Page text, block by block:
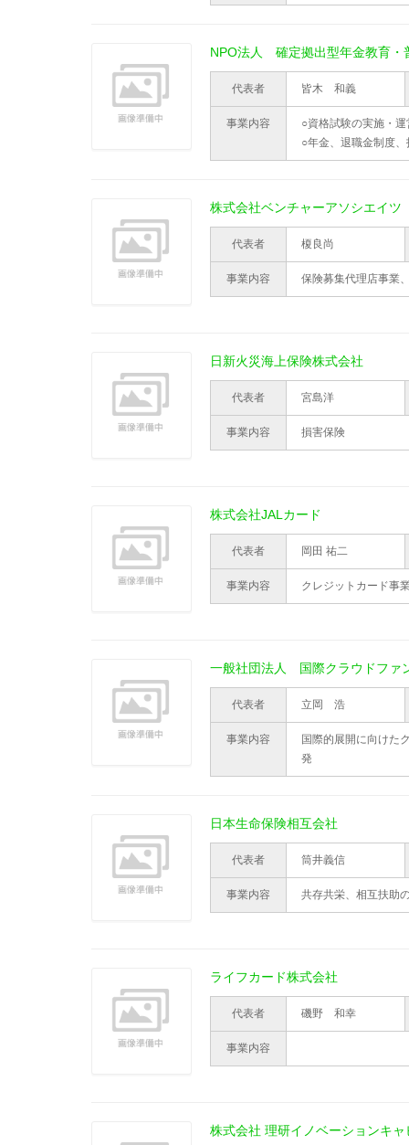
NPO法人 確定拠出型年金教育・
代表者 皆木 和義
事業内容
○資格試験の実施・運
○年金、退職金制度
株式会社ベンチャーアソシエイツ
代表者 榎良尚
事業内容 保険募集代理店事業
日新火災海上保険株式会社
代表者 宮島洋
事業内容 損害保険
株式会社JALカード
代表者 岡田 祐二
事業内容 クレジットカード事
一般社団法人 国際クラウドファ
代表者 立岡 浩
事業内容
国際的展開に向けた
発
日本生命保険相互会社
代表者 筒井義信
事業内容 共存共栄、相互扶助
ライフカード株式会社
代表者 磯野 和幸
事業内容
株式会社 理研イノベーションキャ